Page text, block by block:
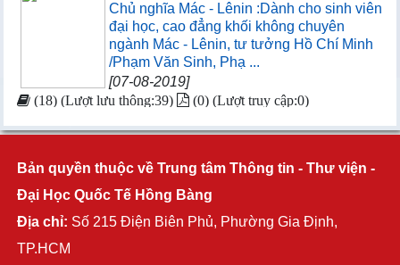
Chủ nghĩa Mác - Lênin :Dành cho sinh viên
đại học, cao đẳng khối không chuyên
ngành Mác - Lênin, tư tưởng Hồ Chí Minh
/Phạm Văn Sinh, Phạ ...
[07-08-2019]
(18) (Lượt lưu thông:39) (0) (Lượt truy cập:0)
Bản quyền thuộc về Trung tâm Thông tin - Thư viện -
Đại Học Quốc Tế Hồng Bàng
Địa chỉ: Số 215 Điện Biên Phủ, Phường Gia Định,
TP.HCM